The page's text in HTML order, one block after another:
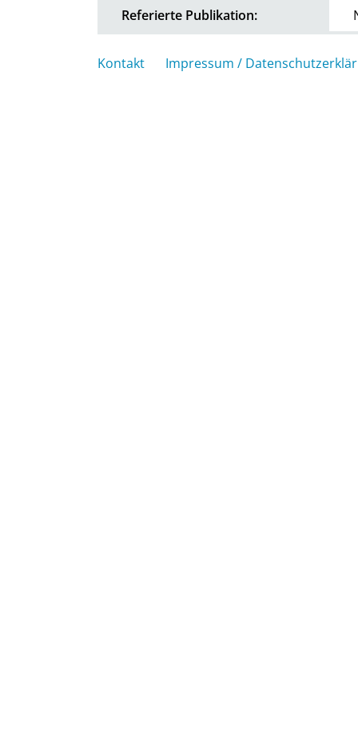
Referierte Publikation:
Kontakt Impressum /